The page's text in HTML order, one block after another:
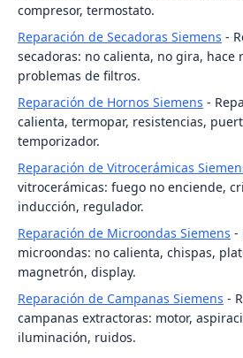
compresor, termostato.
Reparación de Secadoras Siemens -
secadoras: no calienta, no gira, hace
problemas de filtros.
Reparación de Hornos Siemens -
calienta, termopar, resistencias,
temporizador.
Reparación de Vitrocerámicas
vitrocerámicas: fuego no enciende,
inducción, regulador.
Reparación de Microondas Siemens -
microondas: no calienta, chispas,
magnetrón, display.
Reparación de Campanas Siemens -
campanas extractoras: motor,
iluminación, ruidos.